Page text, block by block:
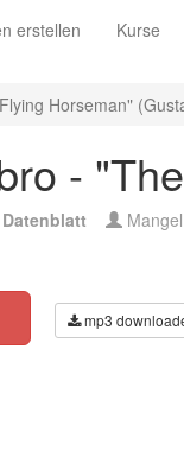
erstellen Kurse
Horseman"
-
Datenblatt Mangel
mp3